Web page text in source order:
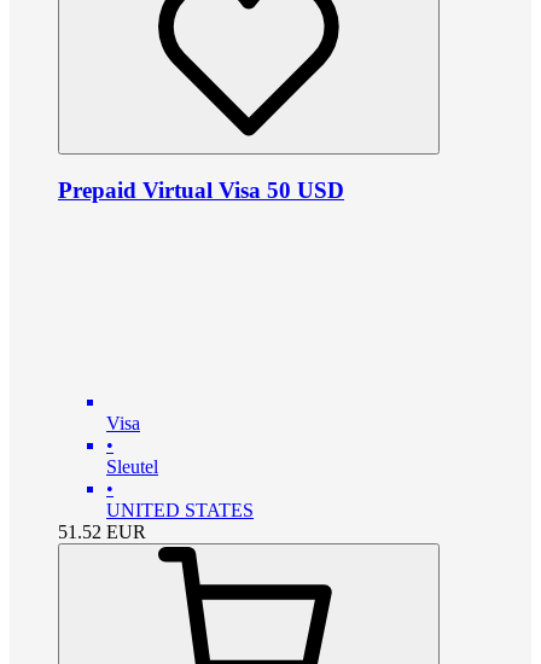
Prepaid Virtual Visa 50 USD
Visa
•
Sleutel
•
UNITED STATES
51.52 EUR